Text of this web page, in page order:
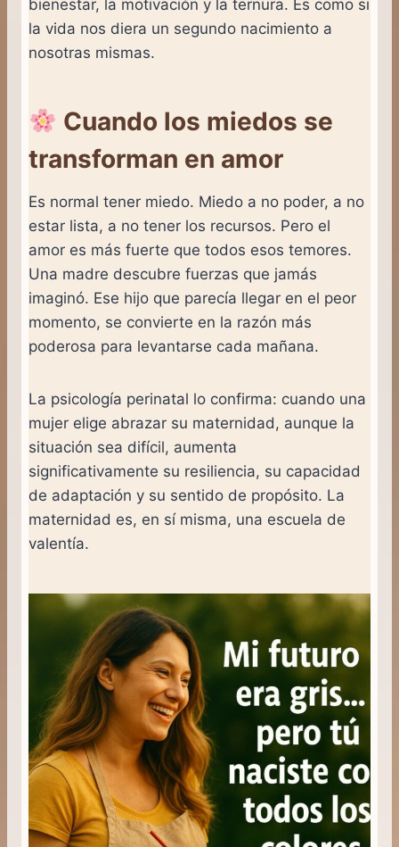
bienestar, la motivación y la ternura. Es como si
la vida nos diera un segundo nacimiento a
nosotras mismas.
Cuando los miedos se
transforman en amor
Es normal tener miedo. Miedo a no poder, a no
estar lista, a no tener los recursos. Pero el
amor es más fuerte que todos esos temores.
Una madre descubre fuerzas que jamás
imaginó. Ese hijo que parecía llegar en el peor
momento, se convierte en la razón más
poderosa para levantarse cada mañana.
La psicología perinatal lo confirma: cuando una
mujer elige abrazar su maternidad, aunque la
situación sea difícil, aumenta
significativamente su resiliencia, su capacidad
de adaptación y su sentido de propósito. La
maternidad es, en sí misma, una escuela de
valentía.